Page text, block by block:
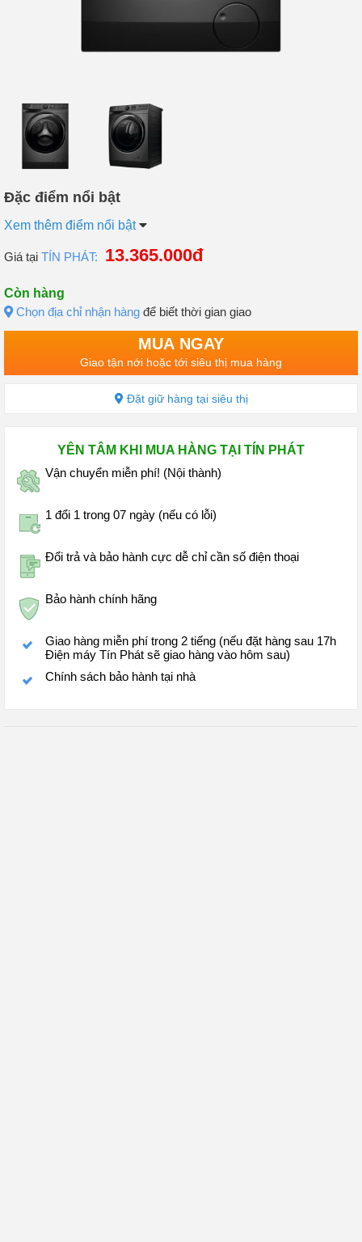
Đặc điểm nổi bật
Xem thêm điểm nổi bật
Giá tại TÍN PHÁT: 13.365.000đ
Còn hàng
Chọn địa chỉ nhận hàng để biết thời gian giao
MUA NGAY
Giao tận nới hoặc tới siêu thị mua hàng
Đặt giữ hàng tại siêu thị
YÊN TÂM KHI MUA HÀNG TẠI TÍN PHÁT
Vận chuyển miễn phí! (Nội thành)
1 đổi 1 trong 07 ngày (nếu có lỗi)
Đổi trả và bảo hành cực dễ chỉ cần số điện thoại
Bảo hành chính hãng
Giao hàng miễn phí trong 2 tiếng (nếu đặt hàng sau 17h
Điện máy Tín Phát sẽ giao hàng vào hôm sau)
Chính sách bảo hành tại nhà